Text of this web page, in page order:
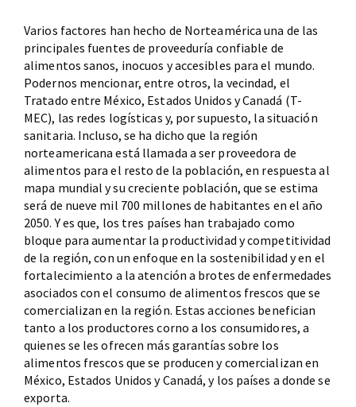
Varios factores han hecho de Norteamérica una de las
principales fuentes de proveeduría confiable de
alimentos sanos, inocuos y accesibles para el mundo.
Podernos mencionar, entre otros, la vecindad, el
Tratado entre México, Estados Unidos y Canadá (T-
MEC), las redes logísticas y, por supuesto, la situación
sanitaria. Incluso, se ha dicho que la región
norteamericana está llamada a ser proveedora de
alimentos para el resto de la población, en respuesta al
mapa mundial y su creciente población, que se estima
será de nueve mil 700 millones de habitantes en el año
2050. Y es que, los tres países han trabajado como
bloque para aumentar la productividad y competitividad
de la región, con un enfoque en la sostenibilidad y en el
fortalecimiento a la atención a brotes de enfermedades
asociados con el consumo de alimentos frescos que se
comercializan en la región. Estas acciones benefician
tanto a los productores corno a los consumidores, a
quienes se les ofrecen más garantías sobre los
alimentos frescos que se producen y comercializan en
México, Estados Unidos y Canadá, y los países a donde se
exporta.